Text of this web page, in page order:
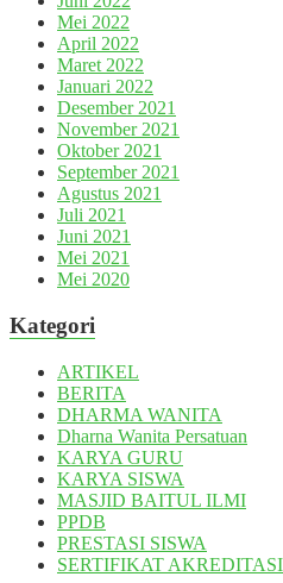
Mei 2022
April 2022
Maret 2022
Januari 2022
Desember 2021
November 2021
Oktober 2021
September 2021
Agustus 2021
Juli 2021
Juni 2021
Mei 2021
Mei 2020
Kategori
ARTIKEL
BERITA
DHARMA WANITA
Dharna Wanita Persatuan
KARYA GURU
KARYA SISWA
MASJID BAITUL ILMI
PPDB
PRESTASI SISWA
SERTIFIKAT